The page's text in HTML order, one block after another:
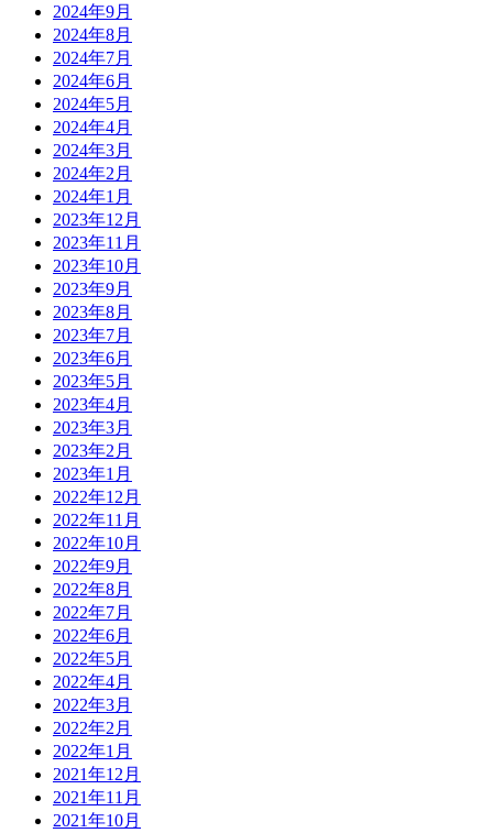
2024年9月
2024年8月
2024年7月
2024年6月
2024年5月
2024年4月
2024年3月
2024年2月
2024年1月
2023年12月
2023年11月
2023年10月
2023年9月
2023年8月
2023年7月
2023年6月
2023年5月
2023年4月
2023年3月
2023年2月
2023年1月
2022年12月
2022年11月
2022年10月
2022年9月
2022年8月
2022年7月
2022年6月
2022年5月
2022年4月
2022年3月
2022年2月
2022年1月
2021年12月
2021年11月
2021年10月